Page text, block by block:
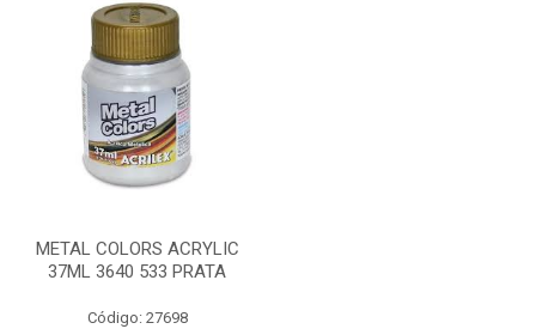
METAL COLORS ACRYLIC
37ML 3640 533 PRATA
Código: 27698